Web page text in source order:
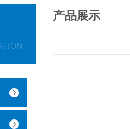
产品展示